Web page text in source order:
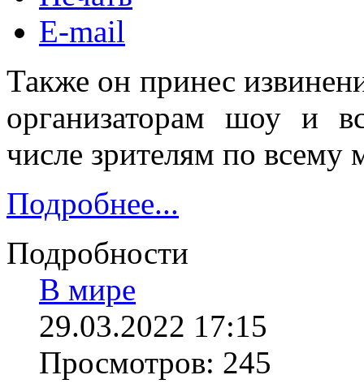
E-mail
Также он принес
организаторам шоу и
числе зрителям по всему
Подробнее...
Подробности
В мире
29.03.2022 17:15
Просмотров: 245